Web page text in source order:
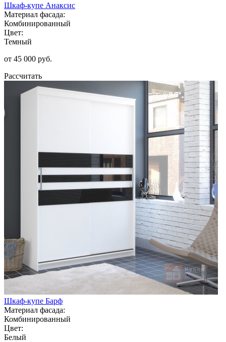
Шкаф-купе Анаксис
Материал фасада:
Комбинированный
Цвет:
Темный
от 45 000 руб.
Рассчитать
Шкаф-купе Барф
Материал фасада:
Комбинированный
Цвет:
Белый